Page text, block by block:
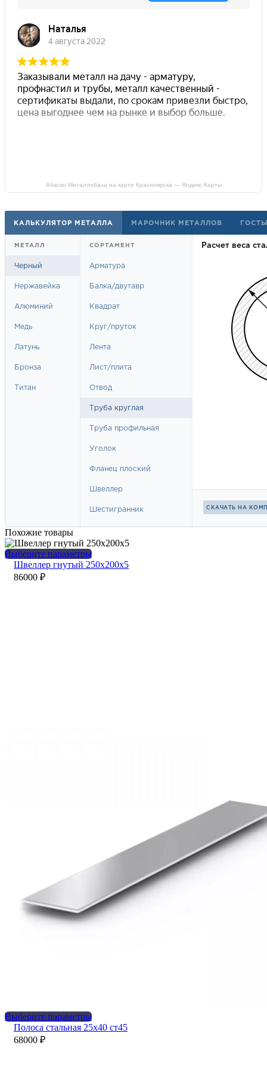
Абаско Металлобаза на карте Красноярска — Яндекс Карты
Похожие товары
Выберите параметрыЭтот
товар
Швеллер гнутый 250х200х5
86000 ₽
Выберите параметрыЭтот
товар
Полоса стальная 25х40 ст45
68000 ₽